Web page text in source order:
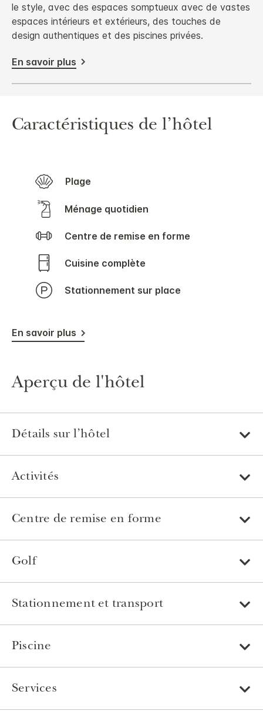
le style, avec des espaces somptueux avec de vastes
espaces intérieurs et extérieurs, des touches de
design authentiques et des piscines privées.
En savoir plus
Caractéristiques de l’hôtel
Plage
Ménage quotidien
Centre de remise en forme
Cuisine complète
Stationnement sur place
En savoir plus
Aperçu de l'hôtel
Détails sur l’hôtel
Activités
Centre de remise en forme
Golf
Stationnement et transport
Piscine
Services